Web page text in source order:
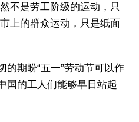
不是劳工阶级的运动，只
上的群众运动，只是纸面
的期盼“五一”劳动节可以作
国的工人们能够早日站起